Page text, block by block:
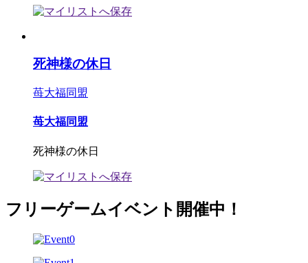
死神様の休日
苺大福同盟
苺大福同盟
死神様の休日
フリーゲームイベント開催中！